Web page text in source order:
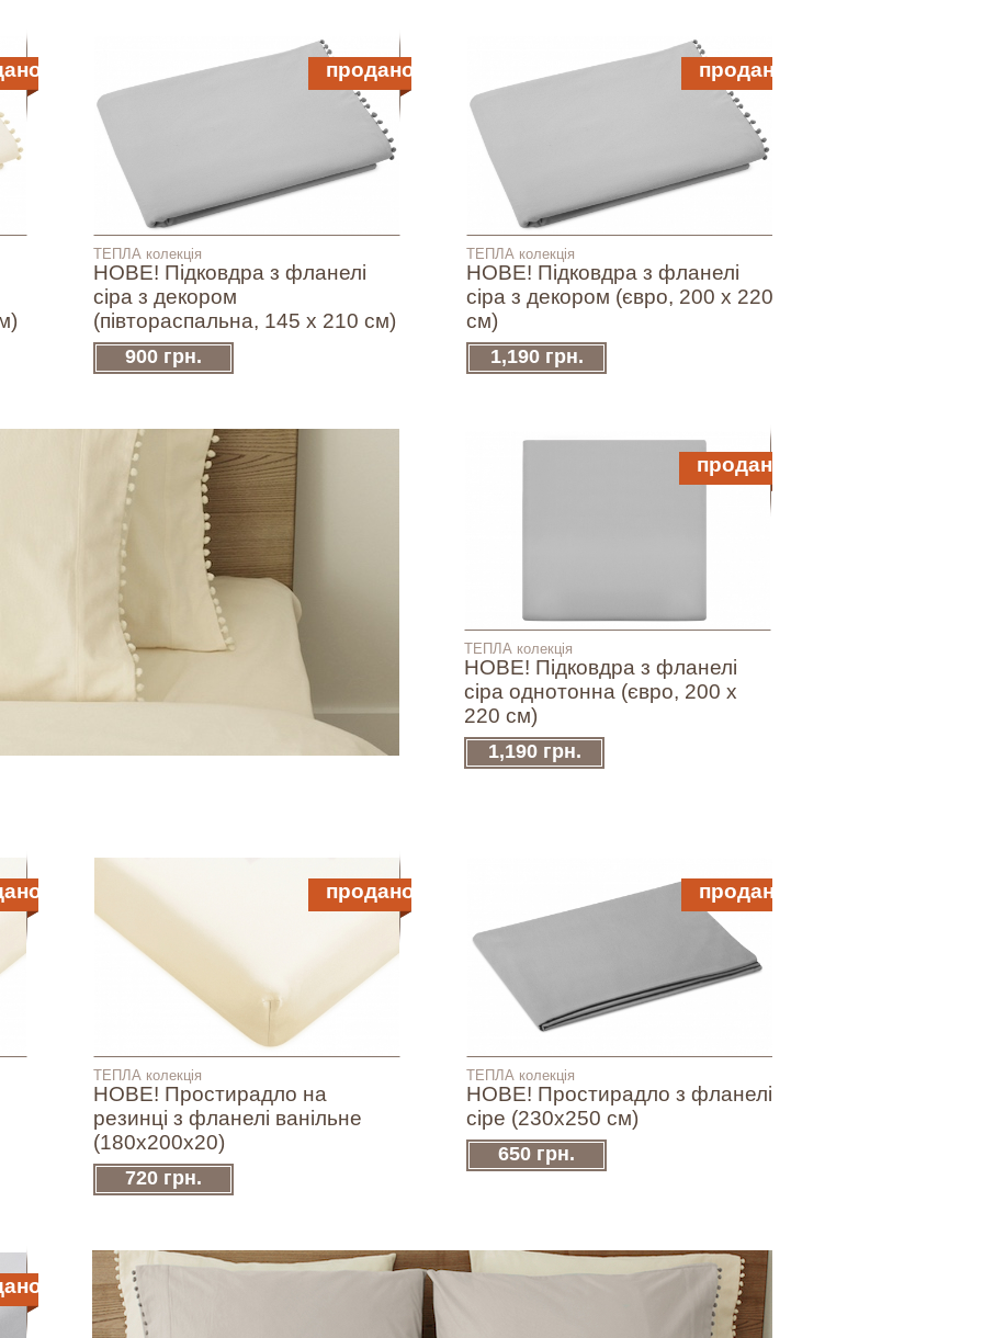
ТЕПЛА колекція
НОВЕ! Підковдра з фланелі
сіра з декором
(півтораспальна, 145 х 210 см)
900 грн.
продано
ТЕПЛА колекція
НОВЕ! Підковдра з фланелі
сіра з декором (євро, 200 х 220
см)
1,190 грн.
продано
ТЕПЛА колекція
НОВЕ! Підковдра з фланелі
сіра однотонна (євро, 200 х
220 см)
1,190 грн.
продано
ТЕПЛА колекція
НОВЕ! Простирадло на
резинці з фланелі ванільне
(180х200х20)
720 грн.
продано
ТЕПЛА колекція
НОВЕ! Простирадло з фланелі
сіре (230х250 см)
650 грн.
продано